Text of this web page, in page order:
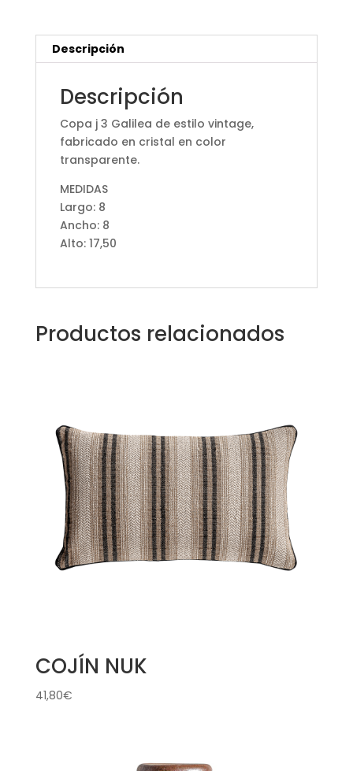
Descripción
Descripción
Copa j 3 Galilea de estilo vintage,
fabricado en cristal en color
transparente.
MEDIDAS
Largo: 8
Ancho: 8
Alto: 17,50
Productos relacionados
COJÍN NUK
41,80€